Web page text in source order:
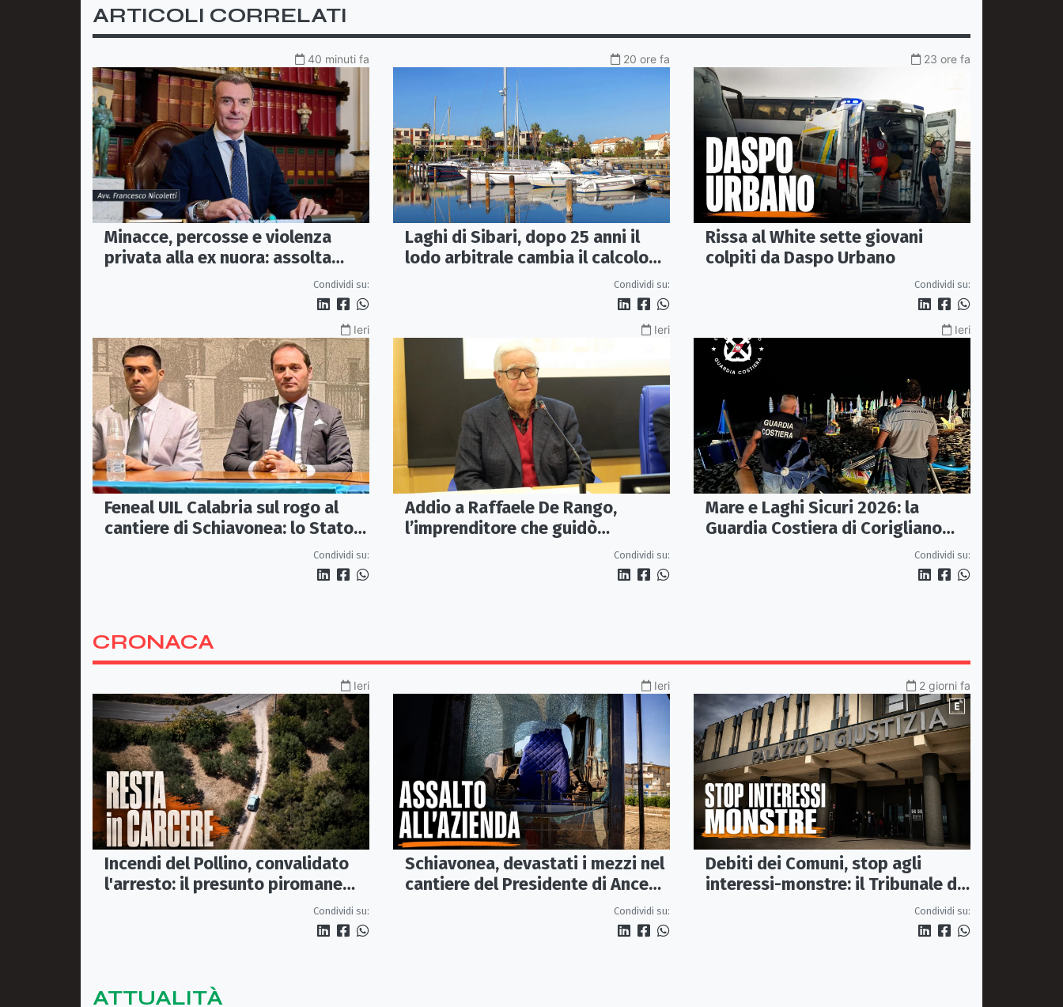
ARTICOLI CORRELATI
40 minuti fa
Minacce, percosse e violenza
privata alla ex nuora: assolta
perché il fatto non sussisteCondividi su:
20 ore fa
Laghi di Sibari, dopo 25 anni il
lodo arbitrale cambia il calcolo
Condividi su:
23 ore fa
Rissa al White sette giovani
colpiti da Daspo Urbano
Condividi su:
Ieri
Feneal UIL Calabria sul rogo al
cantiere di Schiavonea: lo Stato
rafforzi i presìdi di legalitàCondividi su:
Ieri
Addio a Raffaele De Rango,
l’imprenditore che guidò
Condividi su:
Ieri
Mare e Laghi Sicuri 2026: la
Guardia Costiera di Corigliano
controlla il litorale da RoccaCondividi su:
CRONACA
Ieri
Incendi del Pollino, convalidato
l'arresto: il presunto piromane
Condividi su:
Ieri
Schiavonea, devastati i mezzi nel
cantiere del Presidente di Ance
Condividi su:
2 giorni fa
Debiti dei Comuni, stop agli
interessi-monstre: il Tribunale di
Condividi su:
ATTUALITÀ